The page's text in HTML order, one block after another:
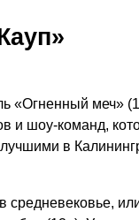
«Огненный меч»
и шоу-команд,
в
средневековье,